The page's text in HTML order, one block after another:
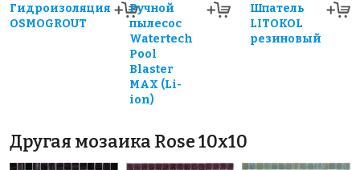
Гидроизоляция
OSMOGROUT
Ручной
пылесос
Watertech
Pool
Blaster
MAX (Li-
ion)
Шпатель
LITOKOL
резиновый
Другая мозаика Rose 10x10